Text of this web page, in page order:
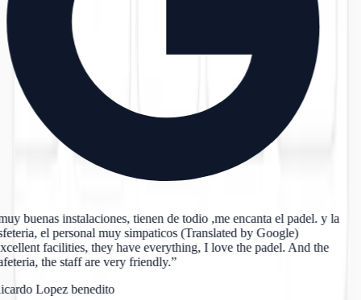
buenas instalaciones, tienen de todio ,me encanta el padel. y la
el personal muy simpaticos (Translated by Google)
facilities, they have everything, I love the padel. And the
the staff are very friendly.”
Lopez benedito